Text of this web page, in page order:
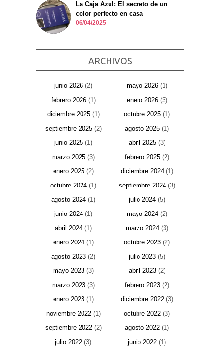
La Caja Azul: El secreto de un
color perfecto en casa
06/04/2025
ARCHIVOS
junio 2026 (2) mayo 2026(1)
febrero 2026(1) enero 2026(3)
diciembre 2025(1) octubre 2025 (1)
septiembre 2025(2) agosto 2025 (1)
junio 2025 (1) abril 2025(3)
marzo 2025(3) febrero 2025(2)
enero 2025(2) diciembre 2024(1)
octubre 2024 (1) septiembre 2024(3)
agosto 2024 (1) julio 2024 (5)
junio 2024 (1) mayo 2024(2)
abril 2024(1) marzo 2024(3)
enero 2024(1) octubre 2023 (2)
agosto 2023 (2) julio 2023 (5)
mayo 2023(3) abril 2023(2)
marzo 2023(3) febrero 2023(2)
enero 2023(1) diciembre 2022(3)
noviembre 2022(1) octubre 2022 (3)
septiembre 2022(2) agosto 2022 (1)
julio 2022 (3) junio 2022 (1)